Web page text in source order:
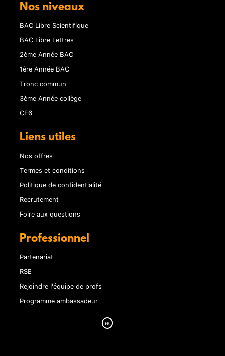
Nos niveaux
BAC Libre Scientifique
BAC Libre Lettres
2ème Année BAC
1ère Année BAC
Tronc commun
3ème Année collège
CE6
Liens utiles
Nos offres
Termes et conditions
Politique de confidentialité
Recrutement
Foire aux questions
Professionnel
Partenariat
RSE
Rejoindre l'équipe de profs
Programme ambassadeur